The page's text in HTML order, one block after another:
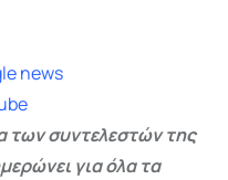
news
των συντελεστών της
για όλα τα